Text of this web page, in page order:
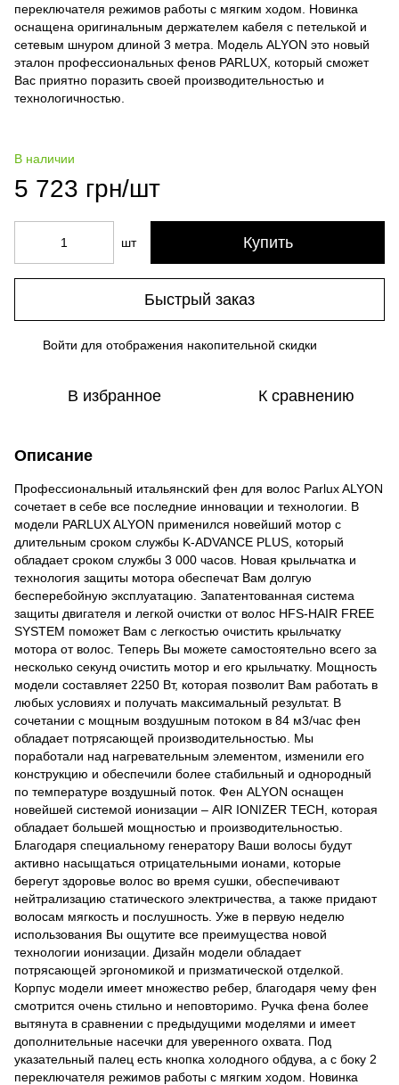
переключателя режимов работы с мягким ходом. Новинка
оснащена оригинальным держателем кабеля с петелькой и
сетевым шнуром длиной 3 метра. Модель ALYON это новый
эталон профессиональных фенов PARLUX, который сможет
Вас приятно поразить своей производительностью и
технологичностью.
В наличии
5 723 грн/шт
шт Купить
Быстрый заказ
Войти для отображения накопительной скидки
В избранное К сравнению
Описание
Профессиональный итальянский фен для волос Parlux ALYON
сочетает в себе все последние инновации и технологии. В
модели PARLUX ALYON применился новейший мотор с
длительным сроком службы K-ADVANCE PLUS, который
обладает сроком службы 3 000 часов. Новая крыльчатка и
технология защиты мотора обеспечат Вам долгую
бесперебойную эксплуатацию. Запатентованная система
защиты двигателя и легкой очистки от волос HFS-HAIR FREE
SYSTEM поможет Вам с легкостью очистить крыльчатку
мотора от волос. Теперь Вы можете самостоятельно всего за
несколько секунд очистить мотор и его крыльчатку. Мощность
модели составляет 2250 Вт, которая позволит Вам работать в
любых условиях и получать максимальный результат. В
сочетании с мощным воздушным потоком в 84 м3/час фен
обладает потрясающей производительностью. Мы
поработали над нагревательным элементом, изменили его
конструкцию и обеспечили более стабильный и однородный
по температуре воздушный поток. Фен ALYON оснащен
новейшей системой ионизации – AIR IONIZER TECH, которая
обладает большей мощностью и производительностью.
Благодаря специальному генератору Ваши волосы будут
активно насыщаться отрицательными ионами, которые
берегут здоровье волос во время сушки, обеспечивают
нейтрализацию статического электричества, а также придают
волосам мягкость и послушность. Уже в первую неделю
использования Вы ощутите все преимущества новой
технологии ионизации. Дизайн модели обладает
потрясающей эргономикой и призматической отделкой.
Корпус модели имеет множество ребер, благодаря чему фен
смотрится очень стильно и неповторимо. Ручка фена более
вытянута в сравнении с предыдущими моделями и имеет
дополнительные насечки для уверенного охвата. Под
указательный палец есть кнопка холодного обдува, а с боку 2
переключателя режимов работы с мягким ходом. Новинка